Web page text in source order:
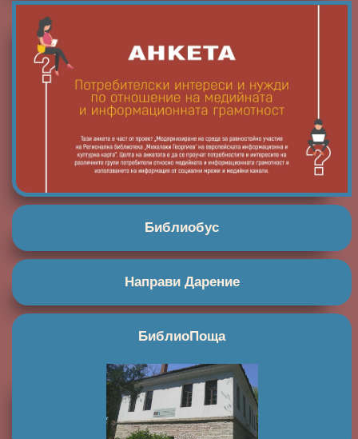
Библиобус
Направи Дарение
БиблиоПоща